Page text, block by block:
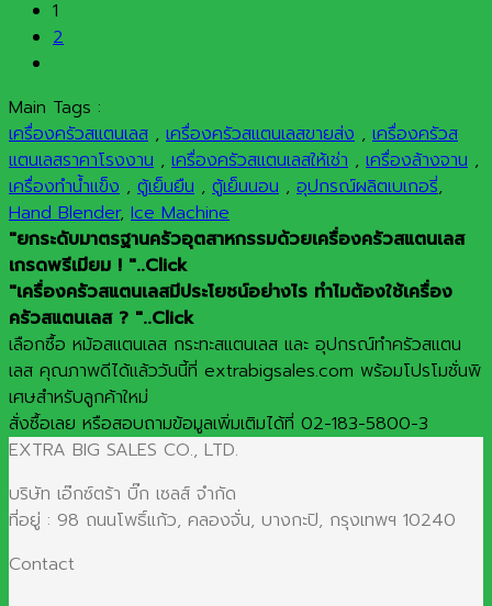
1
2
Main Tags :
เครื่องครัวสแตนเลส , เครื่องครัวสแตนเลสขายส่ง , เครื่องครัวส
แตนเลสราคาโรงงาน , เครื่องครัวสแตนเลสให้เช่า , เครื่องล้างจาน ,
เครื่องทำน้ำแข็ง , ตู้เย็นยืน , ตู้เย็นนอน , อุปกรณ์ผลิตเบเกอรี่,
Hand Blender, Ice Machine
"ยกระดับมาตรฐานครัวอุตสาหกรรมด้วยเครื่องครัวสแตนเลส
เกรดพรีเมียม ! "..Click
"เครื่องครัวสแตนเลสมีประโยชน์อย่างไร ทำไมต้องใช้เครื่อง
ครัวสแตนเลส ? "..Click
เลือกซื้อ หม้อสแตนเลส กระทะสแตนเลส และ อุปกรณ์ทำครัวสแตน
เลส คุณภาพดีได้แล้ววันนี้ที่ extrabigsales.com พร้อมโปรโมชั่นพิ
เศษสำหรับลูกค้าใหม่
สั่งซื้อเลย หรือสอบถามข้อมูลเพิ่มเติมได้ที่ 02-183-5800-3
EXTRA BIG SALES CO., LTD.
บริษัท เอ๊กซ์ตร้า บิ๊ก เซลส์ จำกัด
ที่อยู่ : 98 ถนนโพธิ์แก้ว, คลองจั่น, บางกะปิ, กรุงเทพฯ 10240
Contact